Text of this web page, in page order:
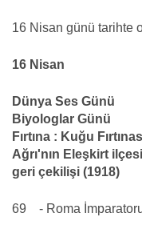
16 Nisan günü tarihte
16 Nisan
Dünya Ses Günü
Biyologlar Günü
Fırtına : Kuğu
Ağrı'nın Eleşkirt
geri çekilişi (1918)
69 - Roma